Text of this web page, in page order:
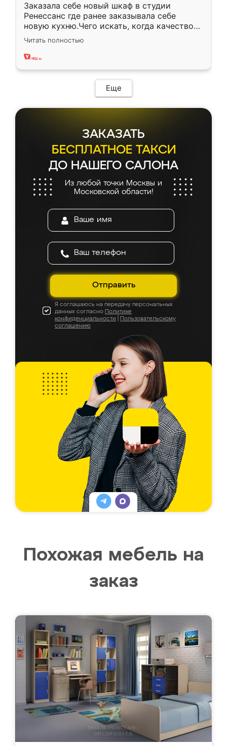
Заказала себе новый шкаф в студии
Ренессанс где ранее заказывала себе
новую кухню.Чего искать, когда качеством
вполне довольна. Служит кухня уже почти
два года, нареканий нет.
Читать полностью
Еще
ЗАКАЗАТЬ
БЕСПЛАТНОЕ ТАКСИ
ДО НАШЕГО САЛОНА
Из любой точки Москвы и
Московской области!
Отправить
Я соглашаюсь на передачу персональных
данных согласно Политике
конфиденциальности
Пользовательскому
соглашению
Похожая мебель на
заказ